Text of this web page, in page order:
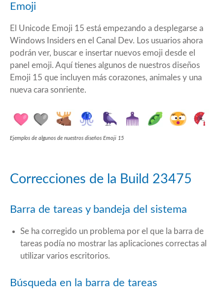
Emoji
El Unicode Emoji 15 está empezando a desplegarse a
Windows Insiders en el Canal Dev. Los usuarios ahora
podrán ver, buscar e insertar nuevos emoji desde el
panel emoji. Aquí tienes algunos de nuestros diseños
Emoji 15 que incluyen más corazones, animales y una
nueva cara sonriente.
Ejemplos de algunos de nuestros diseños Emoji 15
Correcciones de la Build 23475
Barra de tareas y bandeja del sistema
Se ha corregido un problema por el que la barra de
tareas podía no mostrar las aplicaciones correctas al
utilizar varios escritorios.
Búsqueda en la barra de tareas